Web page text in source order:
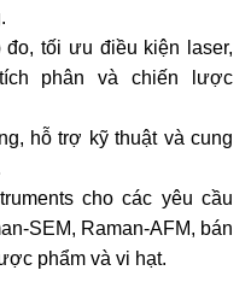
tối ưu điều kiện laser,
phân và chiến lược
hỗ trợ kỹ thuật và cung
cho các yêu cầu
SEM, Raman-AFM, bán
phẩm và vi hạt.